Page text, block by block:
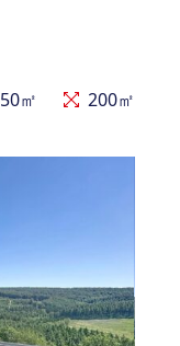
50㎡ 200㎡